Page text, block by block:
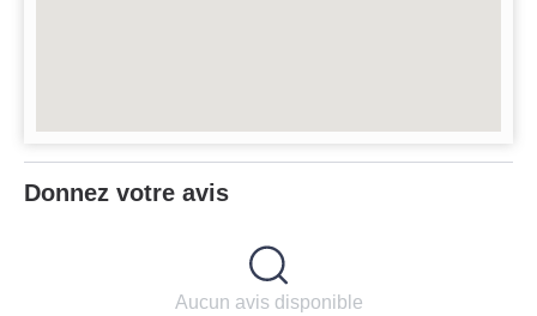
Donnez votre avis
Aucun avis disponible